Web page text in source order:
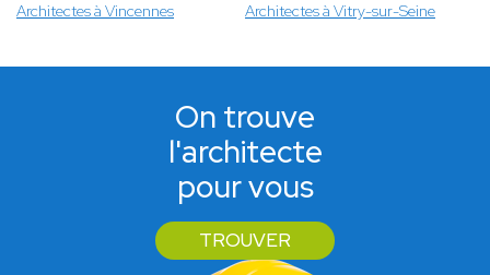
Architectes à Vincennes Architectes à Vitry-sur-Seine
On trouve
l'architecte
pour vous
TROUVER